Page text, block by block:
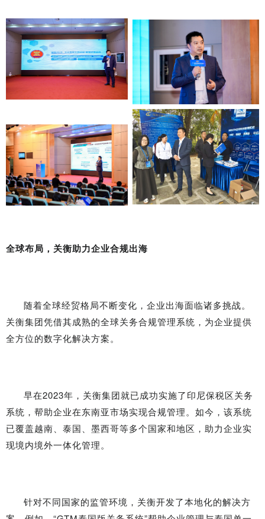
全球布局，关衡助力企业合规出海
随着全球经贸格局不断变化，企业出海面临诸多挑战。
关衡集团凭借其成熟的全球关务合规管理系统，为企业提供
全方位的数字化解决方案。
早在2023年，关衡集团就已成功实施了印尼保税区关务
系统，帮助企业在东南亚市场实现合规管理。如今，该系统
已覆盖越南、泰国、墨西哥等多个国家和地区，助力企业实
现境内境外一体化管理。
针对不同国家的监管环境，关衡开发了本地化的解决方